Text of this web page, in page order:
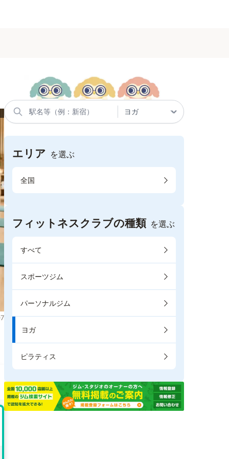
エリア を選ぶ
全国
フィットネスクラブの種類 を選ぶ
すべて
スポーツジム
パーソナルジム
ヨガ
ピラティス